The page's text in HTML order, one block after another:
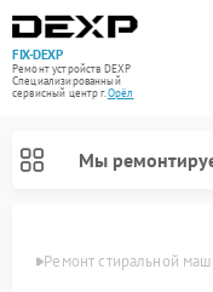
FIX-DEXP
Ремонт устройств DEXP
Специализированный
cервисный центр г.Орёл
Мы
Ремонт стиральной